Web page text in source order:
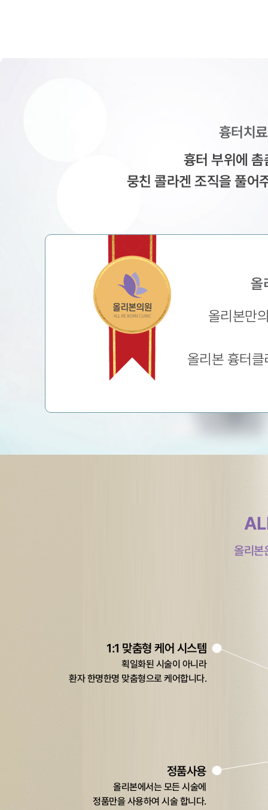
흉터치
흉터 부위에
뭉친 콜라겐 조직을 풀어
올
올리본만
올리본 흉터
올리본
1:1 맞춤형 케어 시스템
획일화된 시술이 아니라
환자 한명한명 맞춤형으로 케어합니다.
정품사용
올리본에서는 모든 시술에
정품만을 사용하여 시술 합니다.